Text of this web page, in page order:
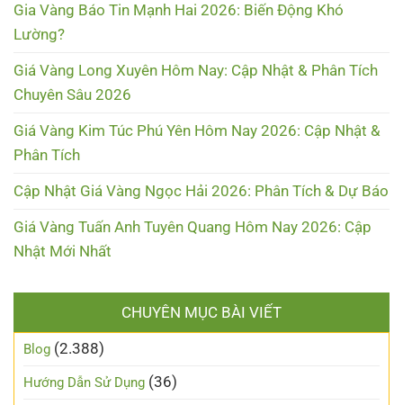
Gia Vàng Báo Tin Mạnh Hai 2026: Biến Động Khó
Lường?
Giá Vàng Long Xuyên Hôm Nay: Cập Nhật & Phân Tích
Chuyên Sâu 2026
Giá Vàng Kim Túc Phú Yên Hôm Nay 2026: Cập Nhật &
Phân Tích
Cập Nhật Giá Vàng Ngọc Hải 2026: Phân Tích & Dự Báo
Giá Vàng Tuấn Anh Tuyên Quang Hôm Nay 2026: Cập
Nhật Mới Nhất
CHUYÊN MỤC BÀI VIẾT
Blog (2.388)
Hướng Dẫn Sử Dụng (36)